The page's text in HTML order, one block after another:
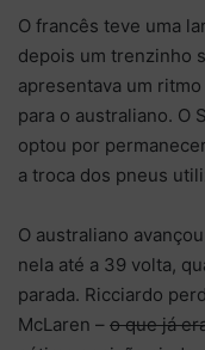
O francês teve uma
depois um trenzinho
apresentava um
para o australiano. O
optou por
a troca dos pneus
O australiano
nela até a 39 volta,
parada. Ricciardo
McLaren – o que já